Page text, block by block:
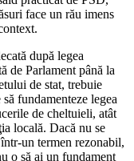
face un rău imens
după legea
de Parlament până la
de stat, trebuie
fundamenteze legea
de cheltuieli, atât
locală. Dacă nu se
un termen rezonabil,
o să ai un fundament